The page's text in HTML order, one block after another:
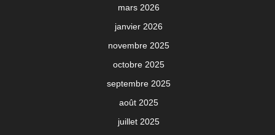
mars 2026
janvier 2026
novembre 2025
octobre 2025
septembre 2025
août 2025
juillet 2025